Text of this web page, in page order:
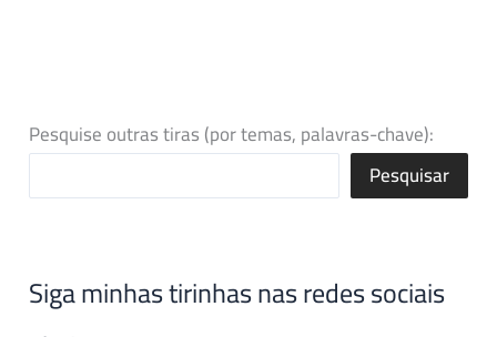
Pesquise outras tiras (por temas, palavras-chave):
Pesquisar
Siga minhas tirinhas nas redes sociais